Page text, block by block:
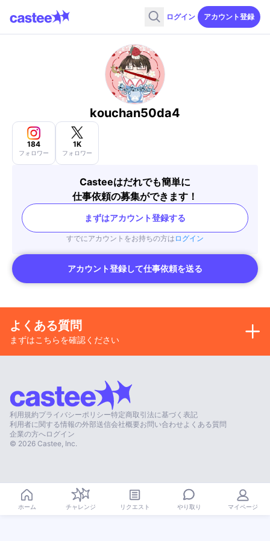
ログイン アカウント登録
kouchan50da4
184
フォロワー
1K
フォロワー
Casteeはだれでも簡単に
仕事依頼の募集ができます！
まずはアカウント登録する
すでにアカウントをお持ちの方は ログイン
アカウント登録して仕事依頼を送る
よくある質問
まずはこちらを確認ください
利用規約プライバシーポリシー特定商取引法に基づく表記
利用者に関する情報の外部送信会社概要お問い合わせ よくある質問
企業の方へログイン
© 2026 Castee, Inc.
ホーム チャレンジ リクエスト やり取り マイページ